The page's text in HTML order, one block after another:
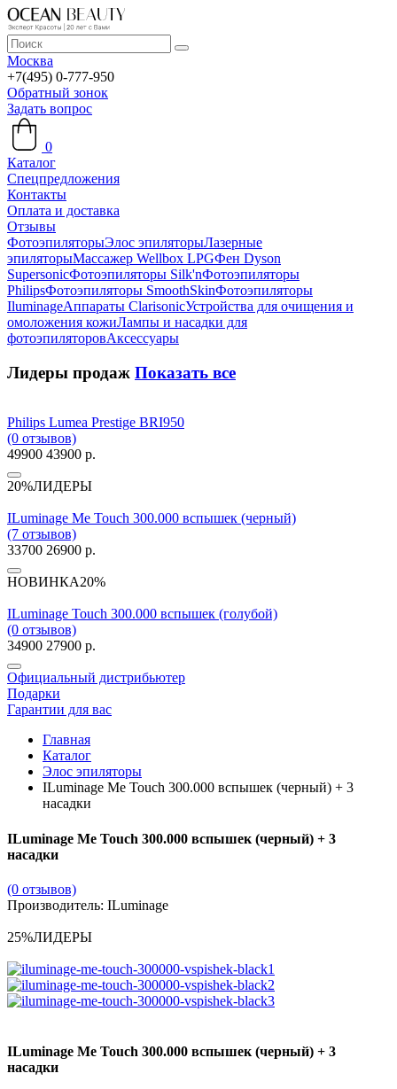
Москва
+7(495) 0-777-950
Обратный зонок
Задать вопрос
0
Каталог
Спецпредложения
Контакты
Оплата и доставка
Отзывы
ФотоэпиляторыЭлос эпиляторыЛазерные
эпиляторыМассажер Wellbox LPGФен Dyson
SupersonicФотоэпиляторы Silk'nФотоэпиляторы
PhilipsФотоэпиляторы SmoothSkinФотоэпиляторы
IluminageАппараты ClarisonicУстройства для очищения и
омоложения кожиЛампы и насадки для
фотоэпиляторовАксессуары
Лидеры продаж Показать все
Philips Lumea Prestige BRI950
(0 отзывов)
49900 43900 р.
20%ЛИДЕРЫ
ILuminage Me Touch 300.000 вспышек (черный)
(7 отзывов)
33700 26900 р.
НОВИНКА20%
ILuminage Touch 300.000 вспышек (голубой)
(0 отзывов)
34900 27900 р.
Официальный дистрибьютер
Подарки
Гарантии для вас
Главная
Каталог
Элос эпиляторы
ILuminage Me Touch 300.000 вспышек (черный) + 3
насадки
ILuminage Me Touch 300.000 вспышек (черный) + 3
насадки
(0 отзывов)
Производитель: ILuminage
25%ЛИДЕРЫ
ILuminage Me Touch 300.000 вспышек (черный) + 3
насадки